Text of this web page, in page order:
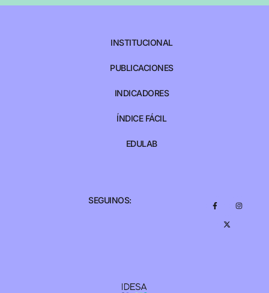
INSTITUCIONAL
PUBLICACIONES
INDICADORES
ÍNDICE FÁCIL
EDULAB
SEGUINOS: